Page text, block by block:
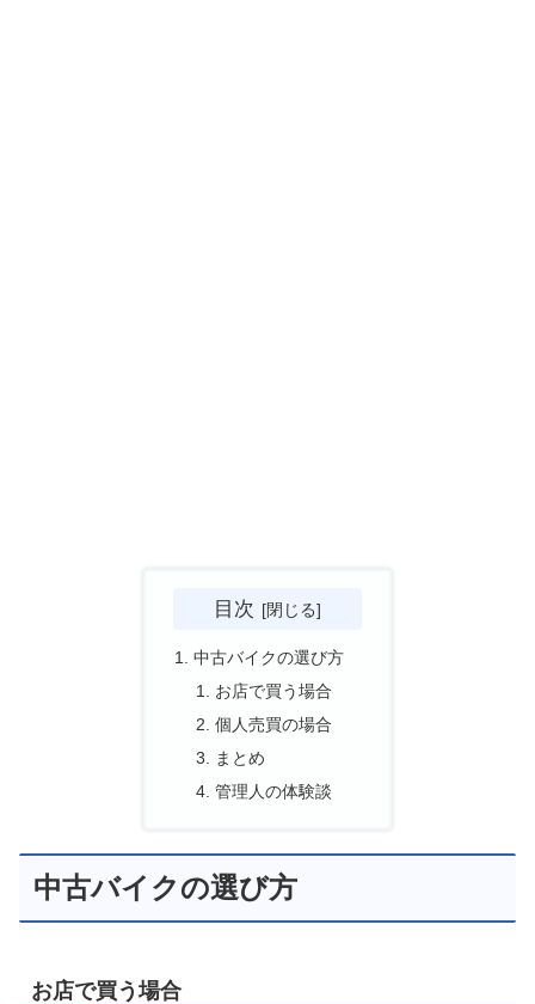
目次
中古バイクの選び方
お店で買う場合
個人売買の場合
まとめ
管理人の体験談
中古バイクの選び方
お店で買う場合